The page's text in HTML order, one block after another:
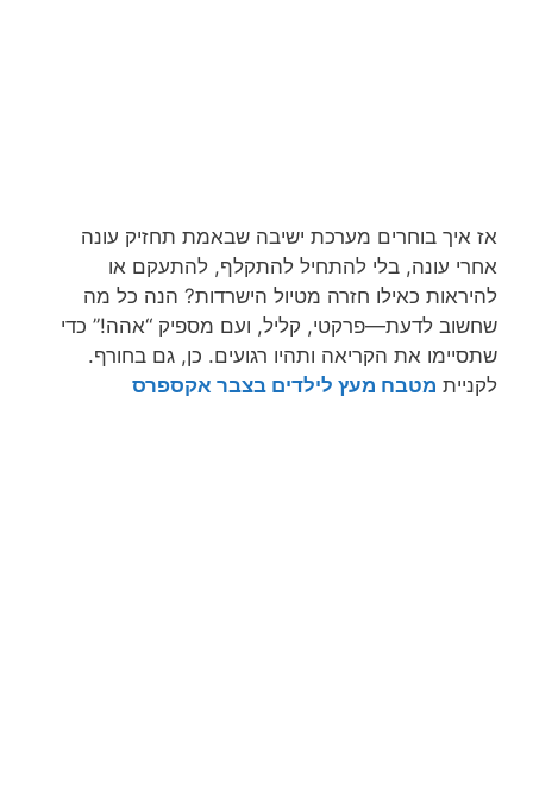
אז איך בוחרים מערכת ישיבה שבאמת תחזיק עונה
אחרי עונה, בלי להתחיל להתקלף, להתעקם או
להיראות כאילו חזרה מטיול הישרדות? הנה כל מה
שחשוב לדעת—פרקטי, קליל, ועם מספיק “אהה!” כדי
שתסיימו את הקריאה ותהיו רגועים. כן, גם בחורף.
לקניית מטבח מעץ לילדים בצבר אקספרס